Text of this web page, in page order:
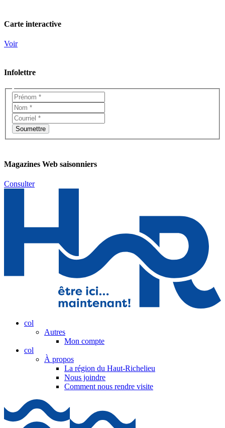
Carte interactive
Voir
Infolettre
Magazines Web saisonniers
Consulter
col
Autres
Mon compte
col
À propos
La région du Haut-Richelieu
Nous joindre
Comment nous rendre visite